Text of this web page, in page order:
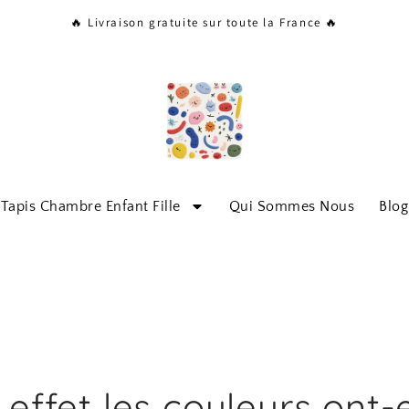
🔥 Livraison gratuite sur toute la France 🔥
Tapis Chambre Enfant Fille Qui Sommes Nous Blog